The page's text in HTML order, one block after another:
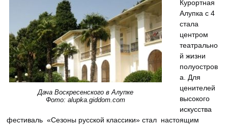
Дача Воскресенского в Алупке
Фото: alupka.giddom.com
Курортная
Алупка с 4
стала
центром
театрально
й жизни
полуостров
а. Для
ценителей
высокого
искусства
фестиваль «Сезоны русской классики» стал настоящим